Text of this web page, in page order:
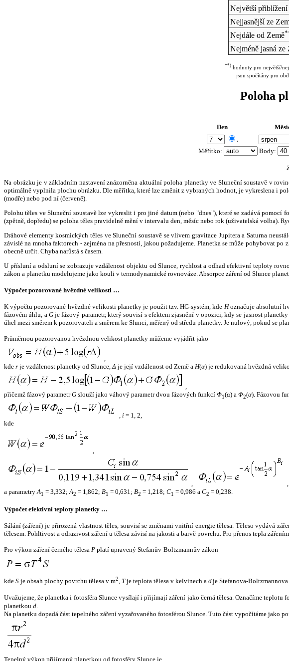
Největší
Nejjasnější ze
Nejdále od Země
Nejméně jasná ze
**) hodnoty pro největší/
jsou spočítány pro
Poloha
Den
.
Měřítko: Body:
Na obrázku je v základním nastavení znázorněna aktuální poloha planetky ve Sluneční soustavě v
optimálně vyplnila plochu obrázku. Dle měřítka, které lze změnit z vybraných hodnot, je vykreslena i
(modře) nebo pod ní (červeně).
Polohu těles ve Sluneční soustavě lze vykreslit i pro jiné datum (nebo "dnes"), které se zadává pomocí
(zpětně, dopředu) se poloha těles pravidelně mění v intervalu den, měsíc nebo rok (uživatelská volba).
Dráhové elementy kosmických těles ve Sluneční soustavě se vlivem gravitace Jupitera a Saturna
závislé na mnoha faktorech - zejména na přesnosti, jakou požadujeme. Planetka se může pohybovat
obecně určit. Chyba narůstá s časem.
U přísluní a odsluní se zobrazuje vzdálenost objektu od Slunce, rychlost a odhad efektivní teploty
zákon a planetku modelujeme jako kouli v termodynamické rovnováze. Absorpce záření od Slunce
Výpočet pozorované hvězdné velikosti …
K výpočtu pozorované hvězdné velikosti planetky je použit tzv. HG-systém, kde Hoznačuje absolutní
fázovém úhlu, a Gje fázový parametr, který souvisí s efektem zjasnění v opozici, kdy se jasnost
úhel mezi směrem k pozorovateli a směrem ke Slunci, měřený od středu planetky. Je nulový, pokud se
Průměrnou pozorovanou hvězdnou velikost planetky můžeme vyjádřit jako
,
kde r je vzdálenost planetky od Slunce,Δ je její vzdálenost od Země a H(α) je redukovaná hvězdná
,
přičemž fázový parametrG slouží jako váhový parametr dvou fázových funkcí Φ1(α) a Φ2(α). Fázovou
, i = 1, 2,
kde
,
, ,
a parametryA1 = 3,332;A2 = 1,862; B1 = 0,631; B2 = 1,218; C1 = 0,986 a C2 = 0,238.
Výpočet efektivní teploty planetky …
Sálání (záření) je přirozená vlastnost těles, souvisí se změnami vnitřní energie tělesa. Těleso vydává
tělesem. Pohltivost a odrazivost záření u tělesa závisí na jakosti a barvě povrchu. Pro přenos tepla
Pro výkon záření černého tělesa P platí upravený Stefanův-Boltzmannův zákon
kde S je obsah plochy povrchu tělesa v m2, Tje teplota tělesa v kelvinech a σje Stefanova-Boltzmannova
Uvažujeme, že planetka i fotosféra Slunce vysílají i přijímají záření jako černá tělesa. Označíme teplotu
planetkou d.
Na planetku dopadá část tepelného záření vyzařovaného fotosférou Slunce. Tuto část vypočítáme jako
Tepelný výkon přijímaný planetkou od fotosféry Slunce je